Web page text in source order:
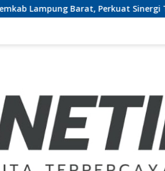
Lampung Barat, Perkuat Sinergi